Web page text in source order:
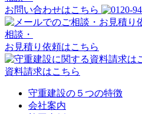
お問い合わせはこちら
相談・
お見積り依頼はこちら
資料請求はこちら
守重建設の５つの特徴
会社案内